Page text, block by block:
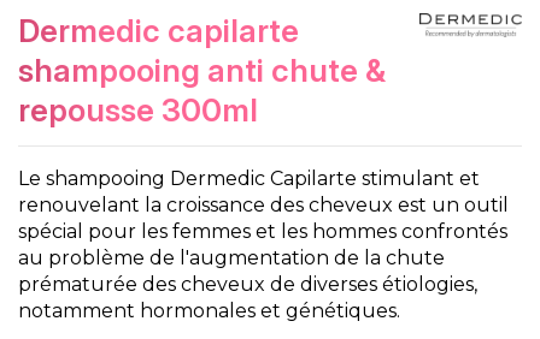
dermedic capilarte
shampooing anti chute &
repousse 300ml
Le shampooing Dermedic Capilarte stimulant et
renouvelant la croissance des cheveux est un outil
spécial pour les femmes et les hommes confrontés
au problème de l'augmentation de la chute
prématurée des cheveux de diverses étiologies,
notamment hormonales et génétiques.